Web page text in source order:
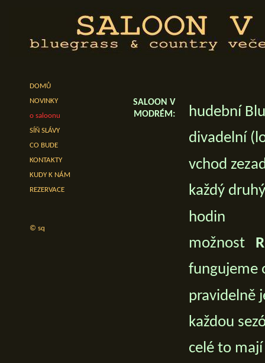
DOMŮ
NOVINKY
o saloonu
SÍŇ SLÁVY
CO BUDE
KONTAKTY
KUDY K NÁM
REZERVACE
© sq
SALOON V
MODRÉM:
hudební
divadelní
vchod
každý
hodin
možnost
fungujeme
pravidelně
každou
celé to mají